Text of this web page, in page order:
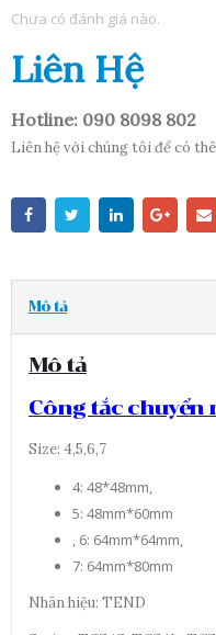
Chưa có đánh giá nào.
Liên Hệ
Hotline: 090 8098 802
Liên hệ với chúng tôi để có
Mô tả
Mô tả
Công tắc chuyển
Size: 4,5,6,7
4: 48*48mm,
5: 48mm*60mm
, 6: 64mm*64mm,
7: 64mm*80mm
Nhãn hiệu: TEND